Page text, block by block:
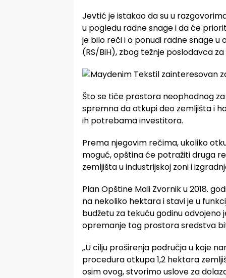
Jevtić je istakao da su u
u pogledu radne snage i da će
je bilo reči i o ponudi radne snage u
(RS/BiH), zbog težnje poslodavca
Što se tiče prostora neophodnog
spremna da otkupi deo zemljišta i
ih potrebama investitora.
Prema njegovim rečima, ukoliko
moguć, opština će potražiti druga
zemljišta u industrijskoj zoni i
Plan Opštine Mali Zvornik u 2018.
na nekoliko hektara i stavi je u
budžetu za tekuću godinu odvojeno
opremanje tog prostora sredstva
„U cilju proširenja područja u koje
procedura otkupa 1,2 hektara
osim ovog, stvorimo uslove za